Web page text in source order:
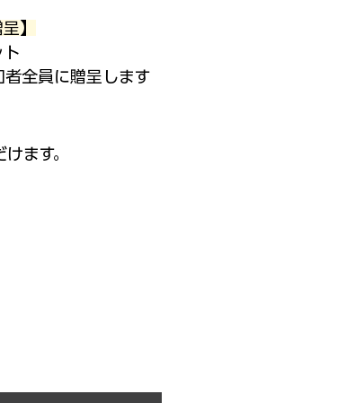
】
ト
者全員に贈呈します
ます。